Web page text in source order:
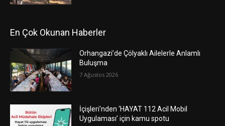
En Çok Okunan Haberler
Orhangazi’de Çölyaklı Ailelerle Anlamlı
Buluşma
7 Ağustos 2026
İçişleri’nden ‘HAYAT 112 Acil Mobil
Uygulaması’ için kamu spotu